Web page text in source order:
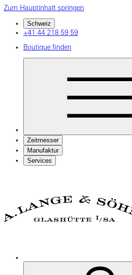
Zum Hauptinhalt springen
Schweiz
+41 44 218 59 59
Boutique finden
Zeitmesser
Manufaktur
Services